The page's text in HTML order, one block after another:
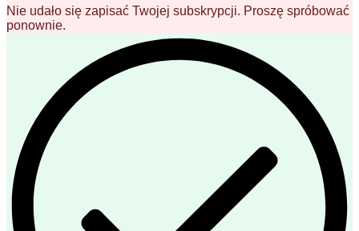
Nie udało się zapisać Twojej subskrypcji. Proszę spróbować
ponownie.